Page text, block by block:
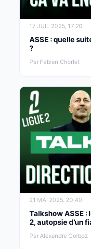
17 JUIL 2025, 17:20
ASSE : quelle
?
Par Fabien Chorlet
21 MAI 2025, 20:40
Talkshow ASSE :
2, autopsie d’un
Par Alexandre Corboz